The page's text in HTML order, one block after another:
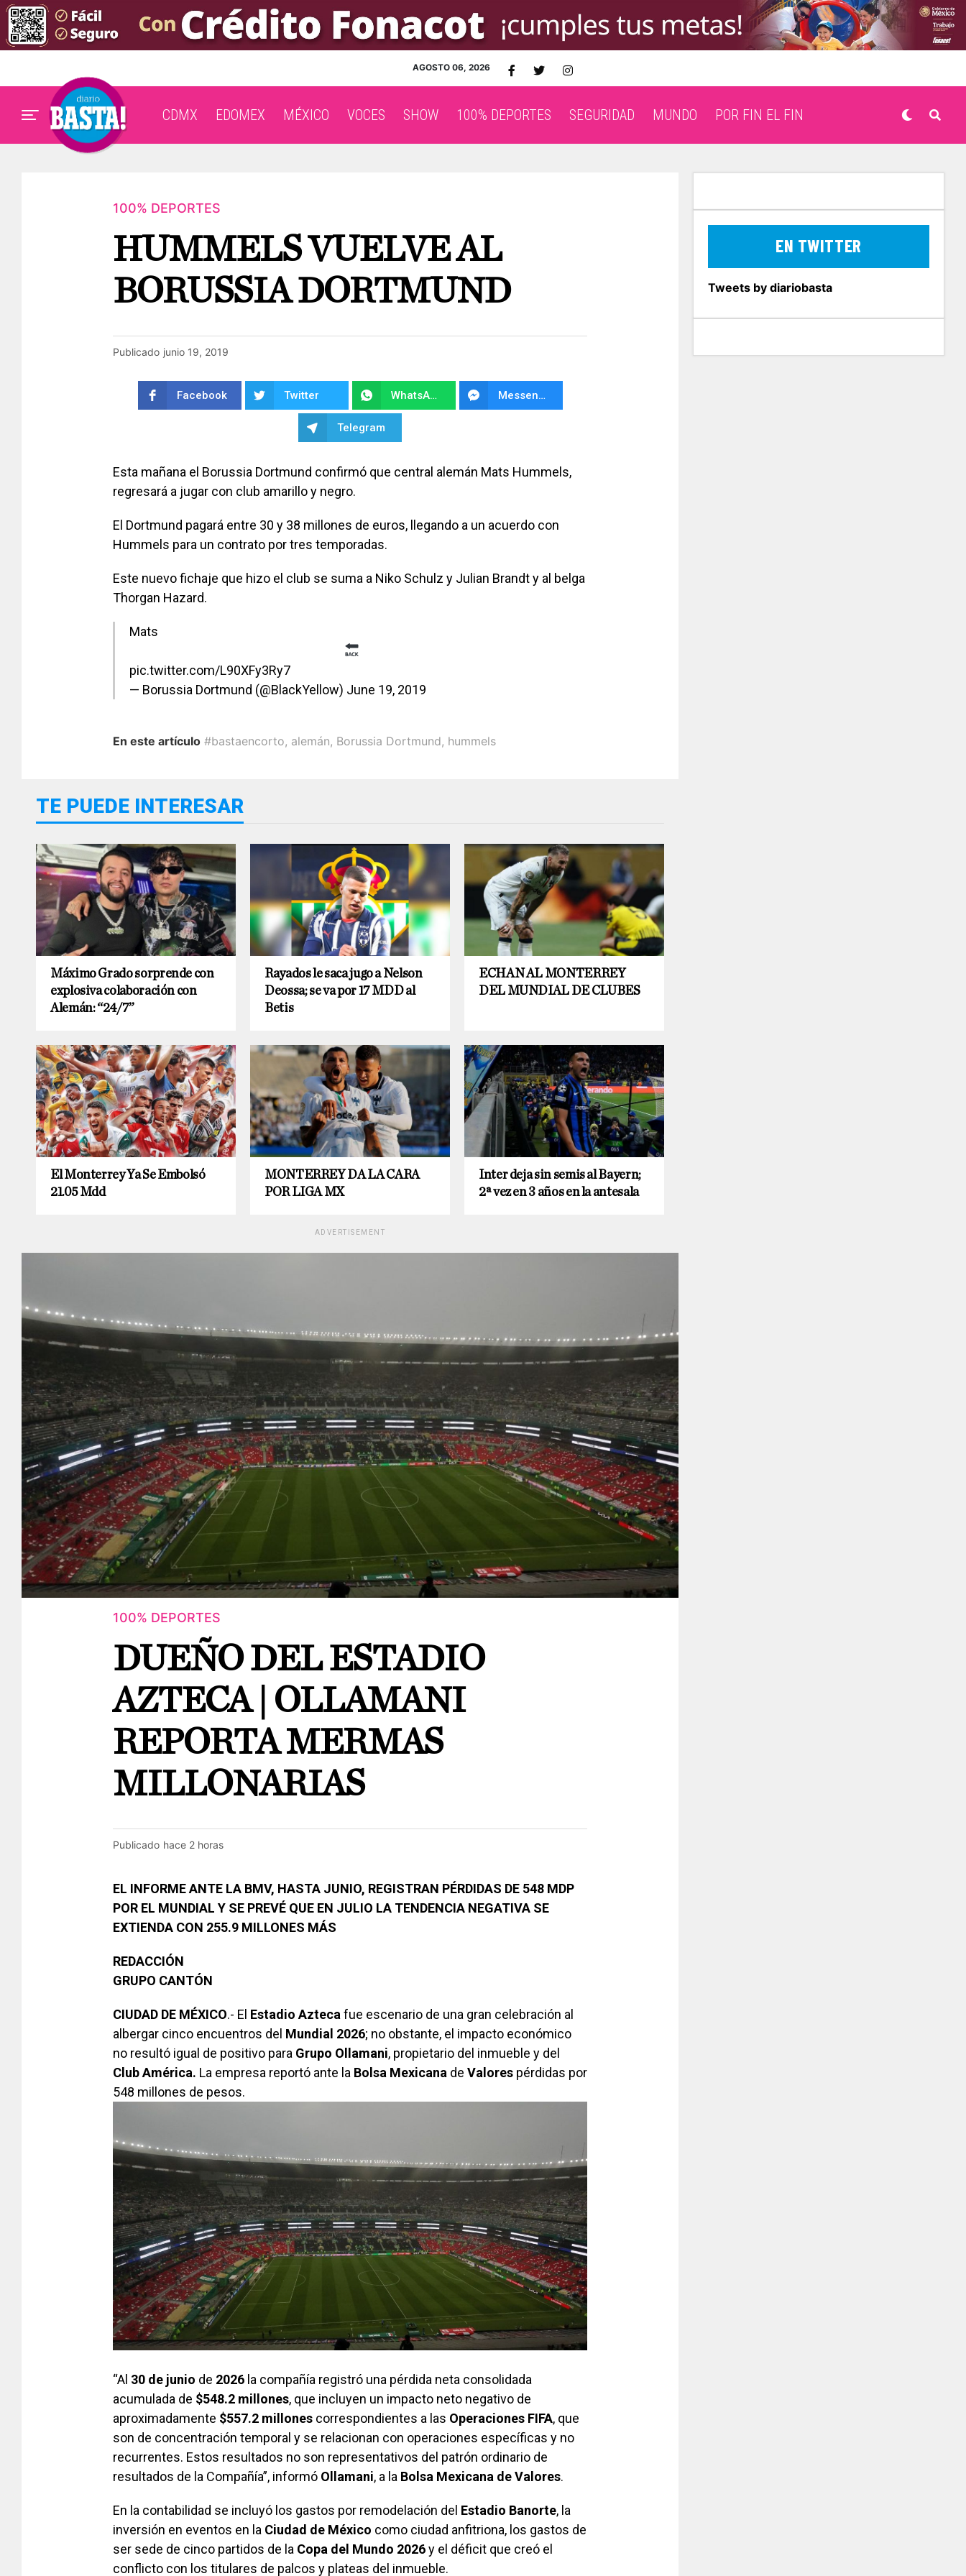
AGOSTO 06, 2026
CDMX EDOMEX MÉXICO VOCES SHOW 100% DEPORTES SEGURIDAD MUNDO POR FIN EL FIN
100% DEPORTES
HUMMELS VUELVE AL
BORUSSIA DORTMUND
Publicado junio 19, 2019
Facebook Twitter WhatsApp Messenger
Telegram
Esta mañana el Borussia Dortmund confirmó que central alemán Mats Hummels,
regresará a jugar con club amarillo y negro.
El Dortmund pagará entre 30 y 38 millones de euros, llegando a un acuerdo con
Hummels para un contrato por tres temporadas.
Este nuevo fichaje que hizo el club se suma a Niko Schulz y Julian Brandt y al belga
Thorgan Hazard.
Mats
pic.twitter.com/L90XFy3Ry7
— Borussia Dortmund (@BlackYellow) June 19, 2019
En este artículo #bastaencorto, alemán, Borussia Dortmund, hummels
TE PUEDE INTERESAR
Máximo Grado sorprende con
explosiva colaboración con
Alemán: “24/7”
Rayados le saca jugo a Nelson
Deossa; se va por 17 MDD al
Betis
ECHAN AL MONTERREY
DEL MUNDIAL DE CLUBES
El Monterrey Ya Se Embolsó
21.05 Mdd
MONTERREY DA LA CARA
POR LIGA MX
Inter deja sin semis al Bayern;
2ª vez en 3 años en la antesala
ADVERTISEMENT
100% DEPORTES
DUEÑO DEL ESTADIO
AZTECA | OLLAMANI
REPORTA MERMAS
MILLONARIAS
Publicado hace 2 horas
EL INFORME ANTE LA BMV, HASTA JUNIO, REGISTRAN PÉRDIDAS DE 548 MDP
POR EL MUNDIAL Y SE PREVÉ QUE EN JULIO LA TENDENCIA NEGATIVA SE
EXTIENDA CON 255.9 MILLONES MÁS
REDACCIÓN
GRUPO CANTÓN
CIUDAD DE MÉXICO.- El Estadio Azteca fue escenario de una gran celebración al
albergar cinco encuentros del Mundial 2026; no obstante, el impacto económico
no resultó igual de positivo para Grupo Ollamani, propietario del inmueble y del
Club América. La empresa reportó ante la Bolsa Mexicana de Valores pérdidas por
548 millones de pesos.
“Al 30 de junio de 2026 la compañía registró una pérdida neta consolidada
acumulada de $548.2 millones, que incluyen un impacto neto negativo de
aproximadamente $557.2 millones correspondientes a las Operaciones FIFA, que
son de concentración temporal y se relacionan con operaciones específicas y no
recurrentes. Estos resultados no son representativos del patrón ordinario de
resultados de la Compañía”, informó Ollamani, a la Bolsa Mexicana de Valores.
En la contabilidad se incluyó los gastos por remodelación del Estadio Banorte, la
inversión en eventos en la Ciudad de México como ciudad anfitriona, los gastos de
ser sede de cinco partidos de la Copa del Mundo 2026y el déficit que creó el
conflicto con los titulares de palcos y plateas del inmueble.
EN TWITTER
Tweets by diariobasta